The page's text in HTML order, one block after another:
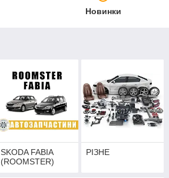
Новинки
SKODA FABIA
(ROOMSTER)
РІЗНЕ